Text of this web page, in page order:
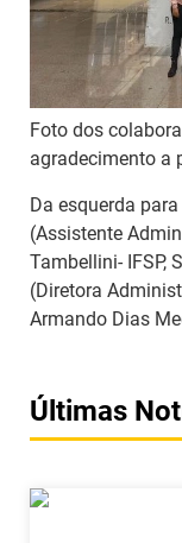
Foto dos
agradecimento a
Da esquerda
(Assistente
Tambellini- IFSP,
(Diretora
Armando Dias
Últimas